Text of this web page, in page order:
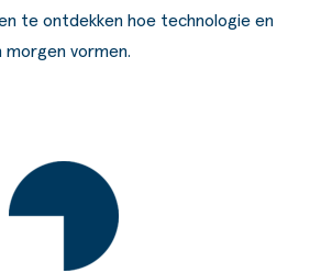
te ontdekken hoe technologie en
morgen vormen.